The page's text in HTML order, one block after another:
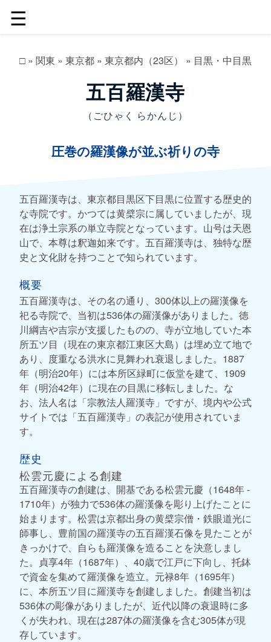
☰
□ » 関東 » 東京都 » 東京都内（23区） » 目黒・中目黒
五百羅漢寺
（ごひゃく らかんじ）
圧巻の羅漢像が並ぶ祈りの寺
五百羅漢寺は、東京都目黒区下目黒に位置する歴史的
な寺院です。かつては黄檗宗に属していましたが、現
在は浄土宗系の単立寺院となっています。山号は天恩
山で、本尊は釈迦如来です。五百羅漢寺は、独特な歴
史と文化財を持つことで知られています。
概要
五百羅漢寺は、その名の通り、300体以上の羅漢像を
祀る寺院で、当初は536体の羅漢像がありました。徳
川綱吉や吉宗が支援したものの、寺が立地していた本
所五ツ目（現在の東京都江東区大島）は埋め立て地で
あり、度重なる洪水に見舞われ衰退しました。1887
年（明治20年）には本所区緑町に仮堂を建て、1909
年（明治42年）に現在の目黒に移転しました。な
お、法人名は「宗教法人羅漢寺」ですが、境内や公式
サイトでは「五百羅漢寺」の表記が使用されていま
す。
歴史
松雲元慶による創建
五百羅漢寺の創建は、開基である松雲元慶（1648年 -
1710年）が独力で536体の羅漢像を彫り上げたことに
始まります。松雲は京都出身の黄檗宗僧・鉄眼道光に
師事し、豊前国の羅漢寺の五百羅漢石像を見たことが
きっかけで、自らも羅漢像を造ることを決意しまし
た。貞享4年（1687年）、40歳で江戸に下向し、托鉢
で資金を集めて羅漢像を造立。元禄8年（1695年）
に、本所五ツ目に羅漢寺を創建しました。創建当初は
536体の彫像がありましたが、近代以降の衰退時に多
くが失われ、現在は287体の羅漢像を含む305体が現
存しています。